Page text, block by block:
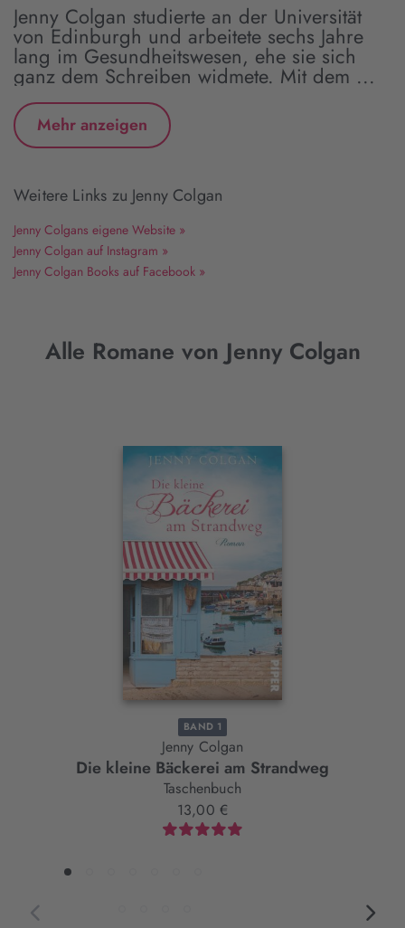
Jenny Colgan studierte an der Universität
von Edinburgh und arbeitete sechs Jahre
lang im Gesundheitswesen, ehe sie sich
ganz dem Schreiben widmete. Mit dem ...
Mehr anzeigen
Weitere Links zu Jenny Colgan
Jenny Colgans eigene Website »
Jenny Colgan auf Instagram »
Jenny Colgan Books auf Facebook »
Alle Romane von Jenny Colgan
Interaktives
BAND 1
Jenny Colgan
Die kleine Bäckerei am Strandweg
Taschenbuch
13,00 €